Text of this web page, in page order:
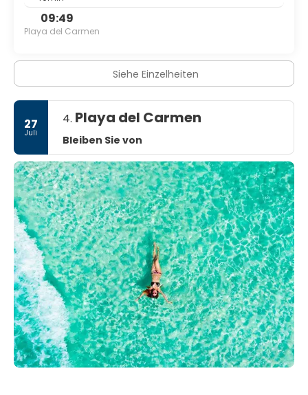
09:49
Playa del Carmen
Siehe Einzelheiten
27
Juli
4. Playa del Carmen
Bleiben Sie von